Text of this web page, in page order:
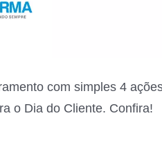
com simples 4
o Dia do Cliente. Confira!